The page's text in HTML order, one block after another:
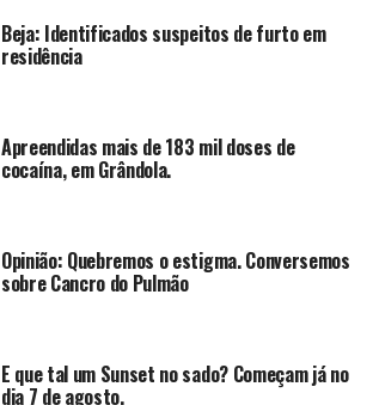
Beja: Identificados suspeitos de furto em
residência
Apreendidas mais de 183 mil doses de
cocaína, em Grândola.
Opinião: Quebremos o estigma. Conversemos
sobre Cancro do Pulmão
E que tal um Sunset no sado? Começam já no
dia 7 de agosto.